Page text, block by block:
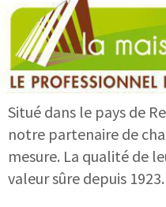
Situé dans le pays de
notre partenaire de
mesure. La qualité de
valeur sûre depuis 1923.